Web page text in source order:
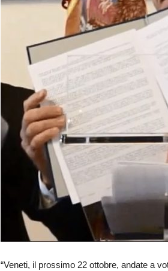
“Veneti, il prossimo 22 ottobre, andate a